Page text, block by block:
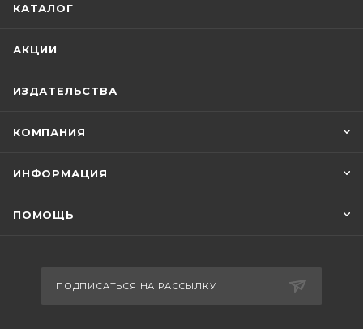
КАТАЛОГ
АКЦИИ
ИЗДАТЕЛЬСТВА
КОМПАНИЯ
ИНФОРМАЦИЯ
ПОМОЩЬ
ПОДПИСАТЬСЯ НА РАССЫЛКУ